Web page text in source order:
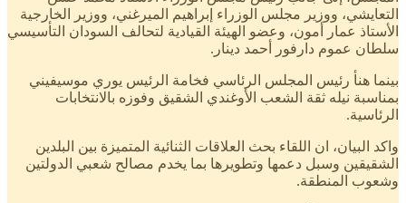
التعايشي، ووزير مجلس الوزراء إبراهيم الميرغني، ووزير الخارجية
الأستاذ عمار أمون، وعضو الهيئة القيادية لتحالف السودان التأسيسي
سلطان عموم دارفور أحمد دينار.
بينما هنأ رئيس المجلس الرئاسي فخامة الرئيس يوري موسيفيني
بمناسبة نيله ثقة الشعب الأوغندي الشقيق وفوزه بالانتخابات
الرئاسية.
واكد البيان، ان اللقاء بحث العلاقات الثنائية المتميزة بين البلدين
الشقيقين وسبل دعمها وتطويرها بما يخدم مصالح شعبي الدولتين
وشعوب المنطقة.